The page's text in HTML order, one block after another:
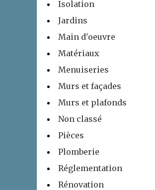
Isolation
Jardins
Main d'oeuvre
Matériaux
Menuiseries
Murs et façades
Murs et plafonds
Non classé
Pièces
Plomberie
Réglementation
Rénovation